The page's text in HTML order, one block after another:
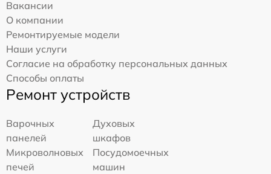
Вакансии
О компании
Ремонтируемые модели
Наши услуги
Согласие на обработку персональных данных
Способы оплаты
Ремонт устройств
Варочных
панелей
Духовых
шкафов
Микроволновых
печей
Посудомоечных
машин